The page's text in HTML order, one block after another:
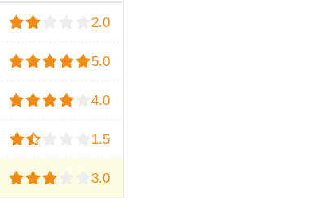
2.0
5.0
4.0
1.5
3.0